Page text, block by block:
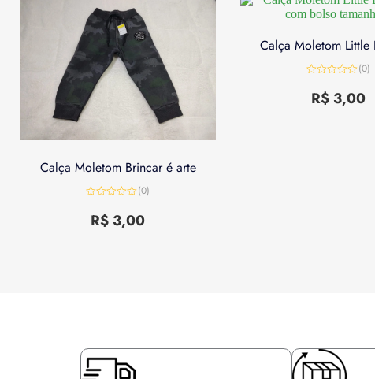
Calça Moletom Brincar é arte
de
(0)
R$ 3,00
Calça Moletom Little
de
(0)
R$ 3,00